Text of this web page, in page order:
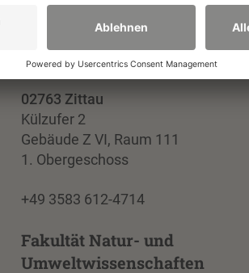
Fakultät Natur- und
Umweltwissenschaften
02763 Zittau
Külzufer 2
Gebäude Z VI, Raum 111
1. Obergeschoss
+49 3583 612-4714
Fakultät Natur- und
Umweltwissenschaften